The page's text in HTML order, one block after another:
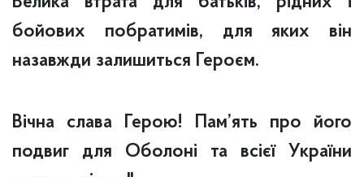
бойових побратимів, для яких він
назавжди залишиться Героєм.
Вічна слава Герою! Пам’ять про його
подвиг для Оболоні та всієї України